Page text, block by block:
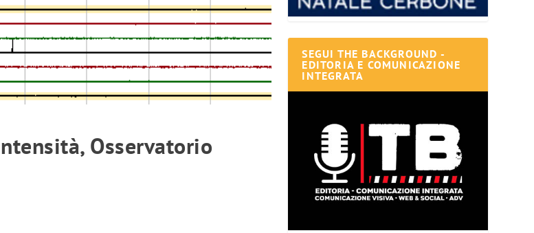
Osservatorio
SEGUI THE BACKGROUND -
EDITORIA E COMUNICAZIONE
INTEGRATA